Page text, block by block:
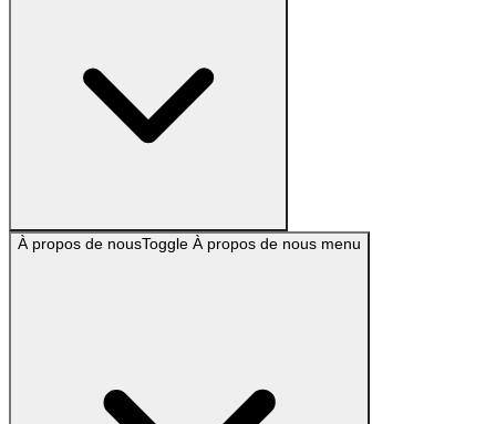
À propos de nousToggle À propos de nous menu